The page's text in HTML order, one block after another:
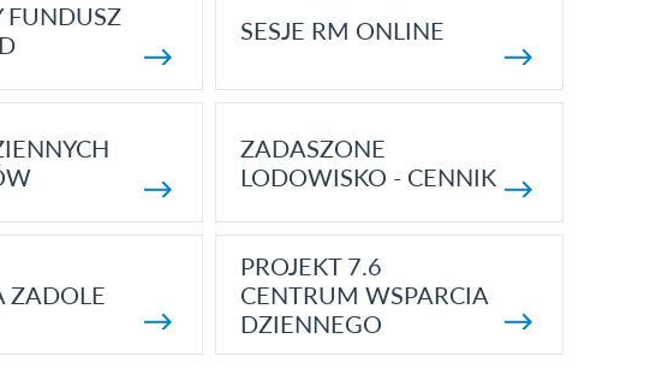
FUNDUSZ
SESJE RM ONLINE
ZADASZONE
LODOWISKO - CENNIK
ZADOLE
PROJEKT 7.6
CENTRUM WSPARCIA
DZIENNEGO